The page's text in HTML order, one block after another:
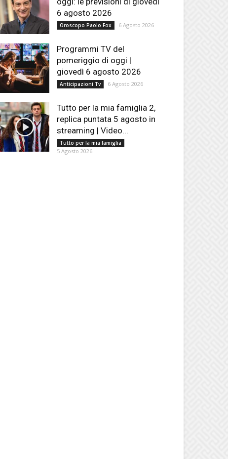
6 agosto 2026
Oroscopo Paolo Fox 6 Agosto 2026
Programmi TV del
pomeriggio di oggi |
giovedì 6 agosto 2026
Anticipazioni Tv 6 Agosto 2026
Tutto per la mia famiglia 2,
replica puntata 5 agosto in
streaming | Video...
Tutto per la mia famiglia
5 Agosto 2026